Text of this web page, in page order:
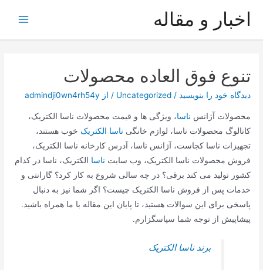
اخبار و مقاله
تنوع فوق العاده محصولات
دیدگاه‌ خود را بنویسید /
Uncategorized/ از admindji0wn4rh54y
محصولات آژانسناسا، ویژگی ها و قیمت محصولات ناسا الکتریک،
کاتالوگ محصولات ناسا، لوازم خانگیناسا الکتریک خوب هستند،
تجهیزات ناسا کجاست، آژانس ناسا، آدرس کارخانه ناسا الکتریک،
فروش محصولات ناسا الکتریک، وب سایتناساالکتریک، ناسا در کدام
کشور تولید می کند برقی؟ در چه سالی شروع به کار کرد؟ گارانتی و
خدمات پس از فروش ناسا الکتریک چیست؟ اگر شما نیز به دنبال
پاسخی برای این سوالات هستید، تا پایان این مقاله با ما همراه باشید.
پیشاپیش از توجه شما سپاسگزارم.
برند ناسا الکتریک